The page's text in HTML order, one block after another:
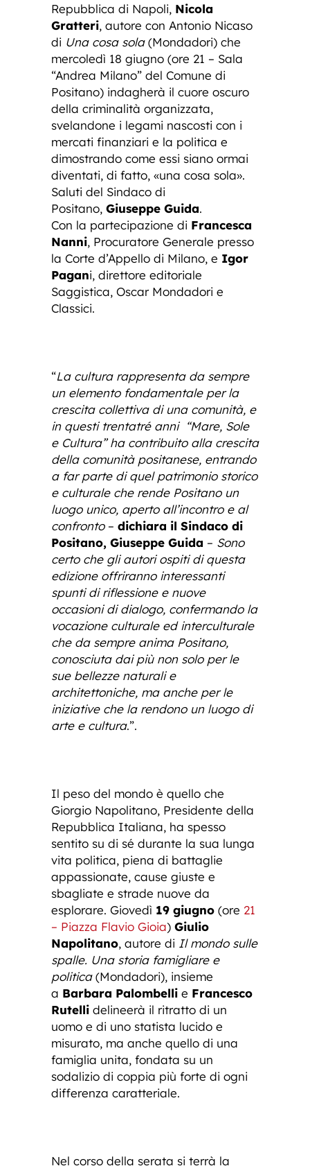
Repubblica di Napoli, Nicola
Gratteri, autore con Antonio Nicaso
di Una cosa sola(Mondadori) che
mercoledì 18 giugno (ore 21 – Sala
“Andrea Milano” del Comune di
Positano) indagherà il cuore oscuro
della criminalità organizzata,
svelandone i legami nascosti con i
mercati finanziari e la politica e
dimostrando come essi siano ormai
diventati, di fatto, «una cosa sola».
Saluti del Sindaco di
Positano, Giuseppe Guida.
Con la partecipazione di Francesca
Nanni, Procuratore Generale presso
la Corte d’Appello di Milano, e Igor
Pagani, direttore editoriale
Saggistica, Oscar Mondadori e
Classici.
“La cultura rappresenta da sempre
un elemento fondamentale per la
crescita collettiva di una comunità, e
in questi trentatré anni “Mare, Sole
e Cultura” ha contribuito alla crescita
della comunità positanese, entrando
a far parte di quel patrimonio storico
e culturale che rende Positano un
luogo unico, aperto all’incontro e al
confronto– dichiara il Sindaco di
Positano, Giuseppe Guida – Sono
certo che gli autori ospiti di questa
edizione offriranno interessanti
spunti di riflessione e nuove
occasioni di dialogo, confermando la
vocazione culturale ed interculturale
che da sempre anima Positano,
conosciuta dai più non solo per le
sue bellezze naturali e
architettoniche, ma anche per le
iniziative che la rendono un luogo di
arte e cultura.”.
Il peso del mondo è quello che
Giorgio Napolitano, Presidente della
Repubblica Italiana, ha spesso
sentito su di sé durante la sua lunga
vita politica, piena di battaglie
appassionate, cause giuste e
sbagliate e strade nuove da
esplorare. Giovedì 19 giugno (ore 21
– Piazza Flavio Gioia) Giulio
Napolitano, autore di Il mondo sulle
spalle. Una storia famigliare e
politica(Mondadori), insieme
a Barbara Palombelli e Francesco
Rutelli delineerà il ritratto di un
uomo e di uno statista lucido e
misurato, ma anche quello di una
famiglia unita, fondata su un
sodalizio di coppia più forte di ogni
differenza caratteriale.
Nel corso della serata si terrà la